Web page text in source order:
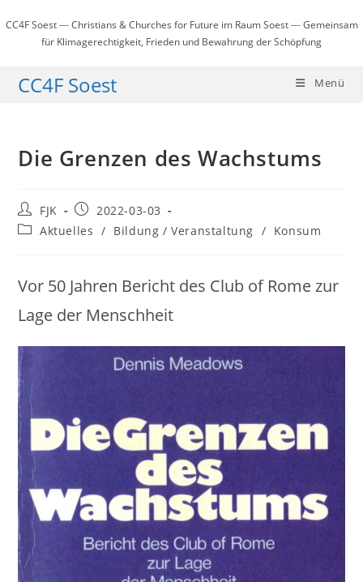
Inhalt
springen
CC4F Soest --- Christians & Churches for Future im Raum Soest --- Gemeinsam
für Klimagerechtigkeit, Frieden und Bewahrung der Schöpfung
CC4F Soest Menü
Die Grenzen des Wachstums
Beitrags-
Autor:
FJK
Beitrag
veröffentlicht:
2022-03-03
Beitrags-
Aktuelles / Bildung / Veranstaltung / Konsum
Vor 50 Jahren Bericht des Club of Rome zur
Lage der Menschheit